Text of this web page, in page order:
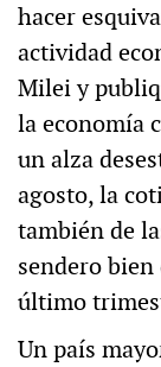
hacer
actividad
Milei y
la economía
un alza
agosto, la
también de
sendero
último
Un país